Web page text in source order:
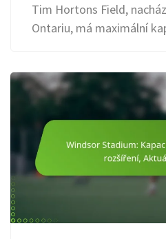
Tim Hortons Field,
Ontariu, má maximální